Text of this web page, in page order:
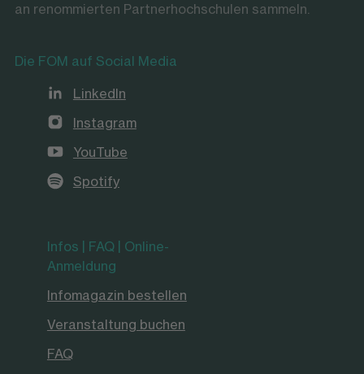
an renommierten Partnerhochschulen sammeln.
Die FOM auf Social Media
LinkedIn
Instagram
YouTube
Spotify
Infos | FAQ | Online-
Anmeldung
Infomagazin bestellen
Veranstaltung buchen
FAQ